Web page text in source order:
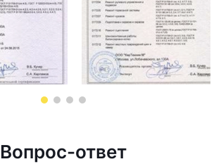
Вопрос-ответ